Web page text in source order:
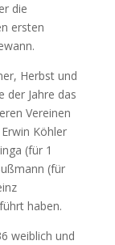
die
ersten
Herbst und
der Jahre das
Vereinen
Köhler
(für 1
(für
haben.
weiblich und